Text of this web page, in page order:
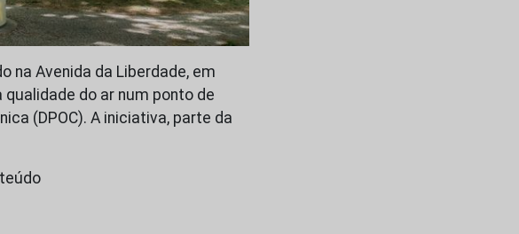
na Avenida da Liberdade, em
do ar num ponto de
(DPOC). A iniciativa, parte da